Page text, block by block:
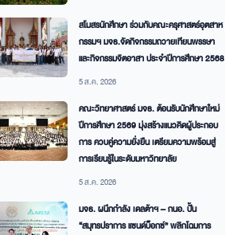
สโมสรนักศึกษา ร่วมกับคณะครุศาสตร์อุตสาห
กรรมฯ มจธ.จัดกิจกรรมถวายเทียนพรรษา
และกิจกรรมจิตอาสา ประจำปีการศึกษา 2568
5 ส.ค. 2026
คณะวิทยาศาสตร์ มจธ. ต้อนรับนักศึกษาใหม่
ปีการศึกษา 2569 มุ่งสร้างแนวคิดผู้ประกอบ
การ ควบคู่ความยั่งยืน เตรียมความพร้อมสู่
การเรียนรู้ในระดับมหาวิทยาลัย
5 ส.ค. 2026
มจธ. ผนึกกำลัง เดลต้าฯ – กนอ. ปั้น
“สมุทรปราการ แซนด์บ็อกซ์” พลิกโฉมการ